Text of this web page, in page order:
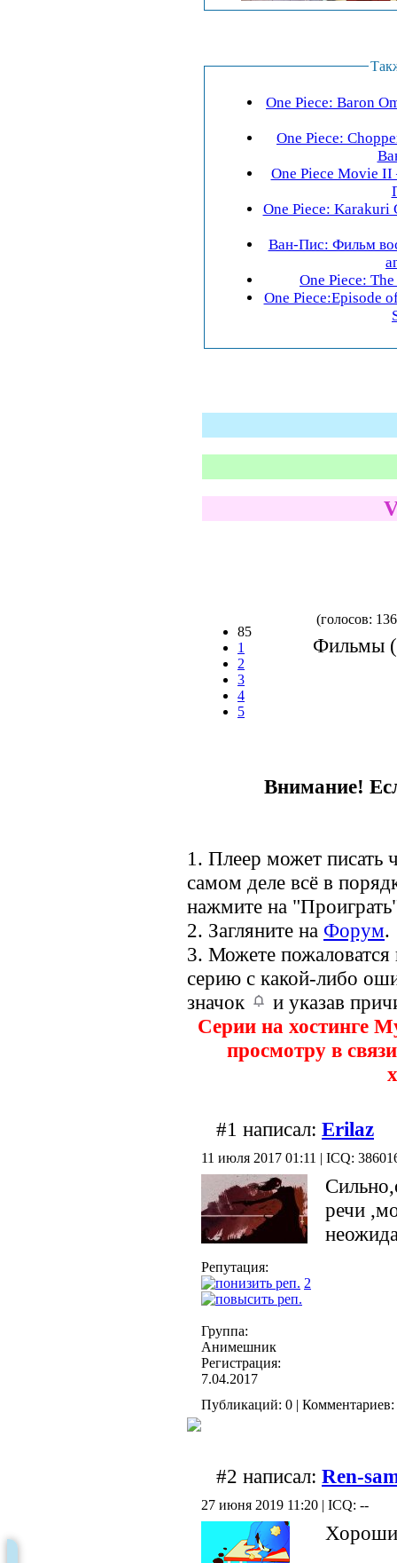
One Piece: Baron
One Piece:
One Piece Movie
One Piece: Karakuri
Ван-Пис: Фильм
One Piece:
One Piece:Episode
85
1
2
3
4
5
(голосов:
Фильмы
Внимание!
1. Плеер может писать
самом деле всё в
нажмите на
2. Загляните на Форум.
3. Можете
серию с какой-либо
значок
и указав
Серии на хостинге
просмотру в
#1 написал: Erilaz
11 июля 2017 01:11 | ICQ:
Репутация:
2
Группа:
Анимешник
Регистрация:
7.04.2017
речи
Публикаций: 0 | Комментариев:
#2 написал: Ren-
27 июня 2019 11:20 | ICQ: --